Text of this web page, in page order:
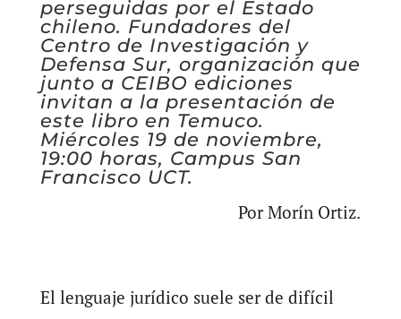
perseguidas por el Estado
chileno. Fundadores del
Centro de Investigación y
Defensa Sur, organización que
junto a CEIBO ediciones
invitan a la presentación de
este libro en Temuco.
Miércoles 19 de noviembre,
19:00 horas, Campus San
Francisco UCT.
Por Morín Ortiz.
El lenguaje jurídico suele ser de difícil